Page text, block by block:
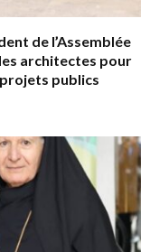
de l’Assemblée
architectes pour
publics